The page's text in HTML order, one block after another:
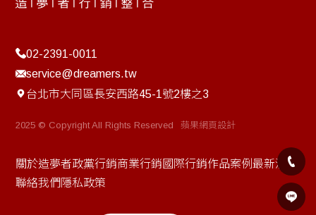
02-2391-0011
service@dreamers.tw
台北市大同區長安西路45-1號2樓之3
2025 © Copyright All Rights Reserved 蘋果網頁設計
關於造夢者政黨行銷商業行銷 國際行銷作品案例最新消息
聯絡我們 隱私政策